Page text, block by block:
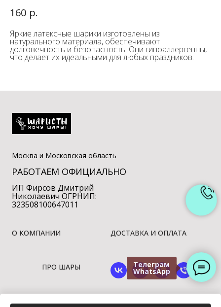
Телеграм
WhatsApp
160 р.
Яркие латексные шарики изготовлены из
натурального материала, обеспечивают
долговечность и безопасность. Они гипоаллергенны,
что делает их идеальными для любых праздников.
Москва и Московская область
РАБОТАЕМ ОФИЦИАЛЬНО
ИП Фирсов Дмитрий
Николаевич ОГРНИП:
323508100647011
О КОМПАНИИ ДОСТАВКА И ОПЛАТА
ПРО ШАРЫ